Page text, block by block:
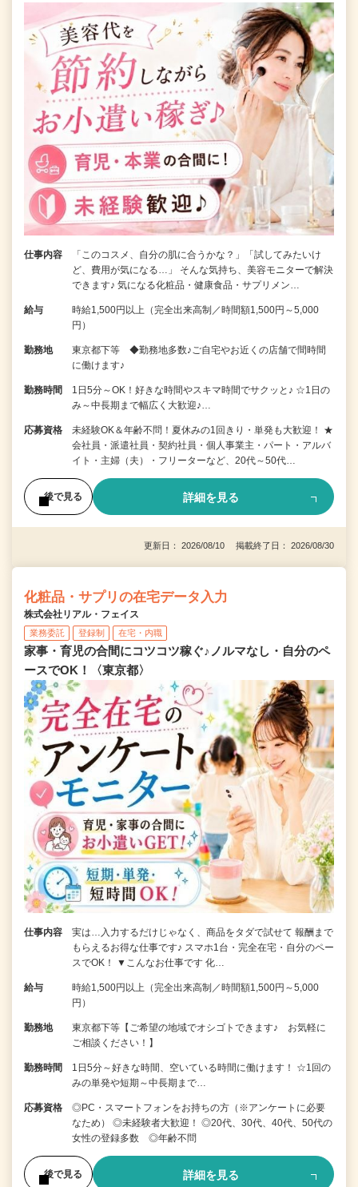
仕事内容
「このコスメ、自分の肌に合うかな？」「試してみたいけ
ど、費用が気になる…」 そんな気持ち、美容モニターで解決
できます♪ 気になる化粧品・健康食品・サプリメン…
給与
時給1,500円以上（完全出来高制／時間額1,500円～5,000
円）
勤務地
東京都下等 ◆勤務地多数♪ご自宅やお近くの店舗で間時間
に働けます♪
勤務時間
1日5分～OK！好きな時間やスキマ時間でサクッと♪ ☆1日の
み～中長期まで幅広く大歓迎♪…
応募資格
未経験OK＆年齢不問！夏休みの1回きり・単発も大歓迎！ ★
会社員・派遣社員・契約社員・個人事業主・パート・アルバ
イト・主婦（夫）・フリーターなど、20代～50代…
後で見る 詳細を見る
更新日： 2026/08/10 掲載終了日： 2026/08/30
化粧品・サプリの在宅データ入力
株式会社リアル・フェイス
業務委託 登録制 在宅・内職
家事・育児の合間にコツコツ稼ぐ♪ノルマなし・自分のペ
ースでOK！〈東京都〉
仕事内容
実は…入力するだけじゃなく、商品をタダで試せて 報酬まで
もらえるお得な仕事です♪ スマホ1台・完全在宅・自分のペー
スでOK！ ▼こんなお仕事です 化…
給与
時給1,500円以上（完全出来高制／時間額1,500円～5,000
円）
勤務地
東京都下等【ご希望の地域でオシゴトできます♪ お気軽に
ご相談ください！】
勤務時間
1日5分～好きな時間、空いている時間に働けます！ ☆1回の
みの単発や短期～中長期まで…
応募資格
◎PC・スマートフォンをお持ちの方（※アンケートに必要
なため） ◎未経験者大歓迎！ ◎20代、30代、40代、50代の
女性の登録多数 ◎年齢不問
後で見る 詳細を見る